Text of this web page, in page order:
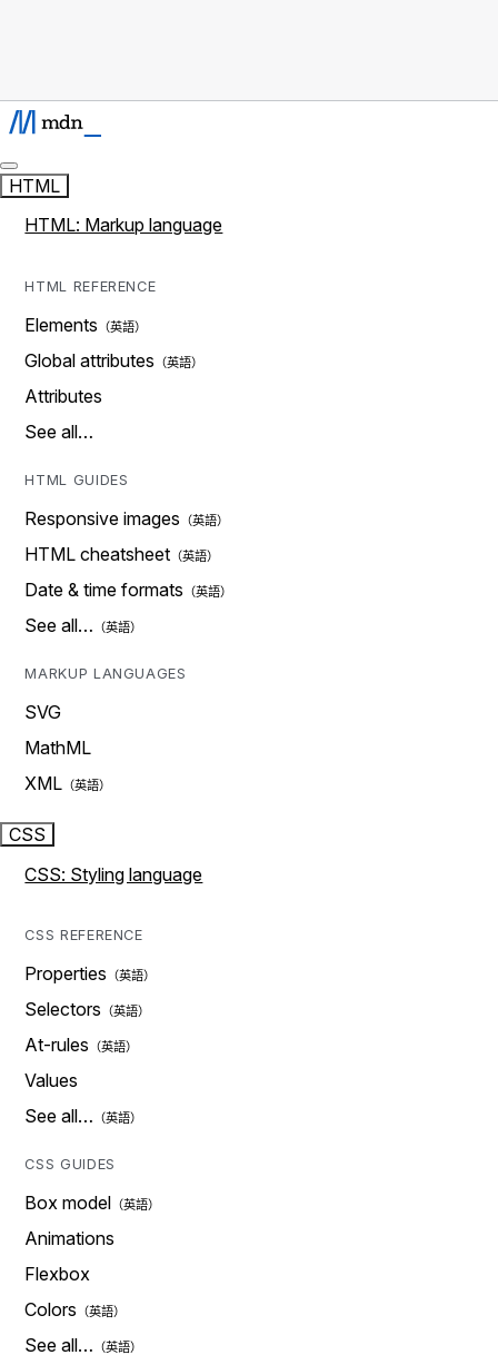
HTML
HTML: Markup language
HTML REFERENCE
Elements
Global attributes
Attributes
See all…
HTML GUIDES
Responsive images
HTML cheatsheet
Date & time formats
See all…
MARKUP LANGUAGES
SVG
MathML
XML
CSS
CSS: Styling language
CSS REFERENCE
Properties
Selectors
At-rules
Values
See all…
CSS GUIDES
Box model
Animations
Flexbox
Colors
See all…